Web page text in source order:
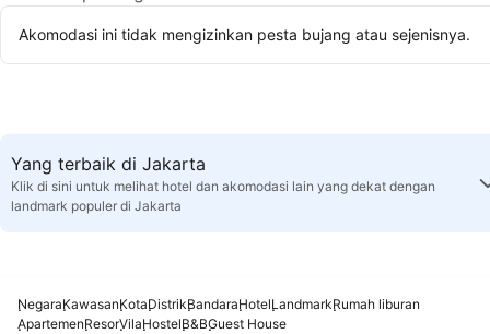
Akomodasi ini tidak mengizinkan pesta bujang atau sejenisnya.
Yang terbaik di Jakarta
Klik di sini untuk melihat hotel dan akomodasi lain yang dekat dengan
landmark populer di Jakarta
NegaraKawasanKotaDistrikBandaraHotelLandmarkRumah liburan
ApartemenResorVilaHostelB&BGuest House